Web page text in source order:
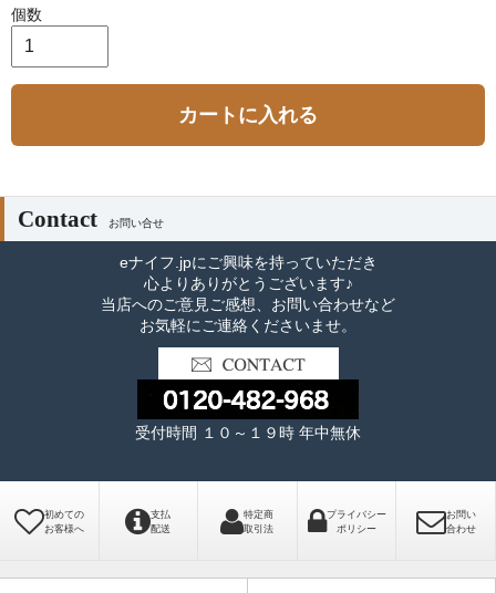
個数
カートに入れる
Contact お問い合せ
eナイフ.jpにご興味を持っていただき
心よりありがとうございます♪
当店へのご意見ご感想、お問い合わせなど
お気軽にご連絡くださいませ。
受付時間 １０～１９時 年中無休
初めての
お客様へ
支払
配送
特定商
取引法
プライバシー
ポリシー
お問い
合わせ